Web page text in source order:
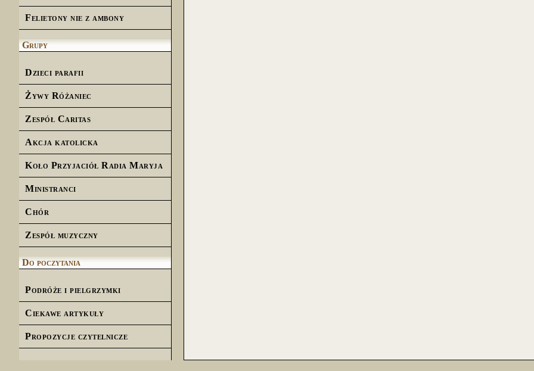
Felietony nie z ambony
Grupy
Dzieci parafii
Żywy Różaniec
Zespół Caritas
Akcja katolicka
Koło Przyjaciół Radia Maryja
Ministranci
Chór
Zespół muzyczny
Do poczytania
Podróże i pielgrzymki
Ciekawe artykuły
Propozycje czytelnicze